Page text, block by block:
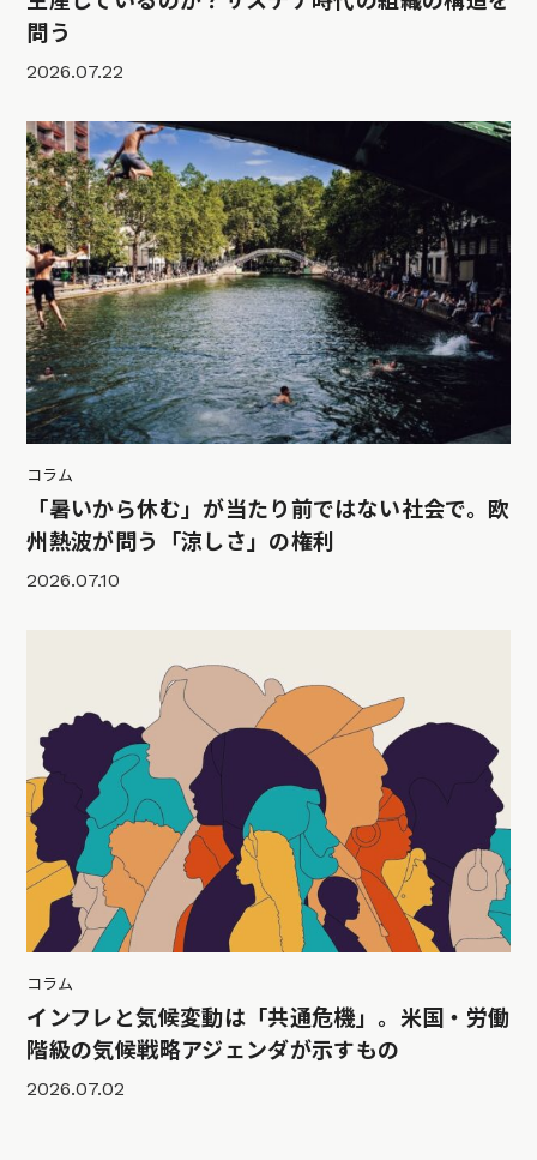
問う
2026.07.22
コラム
「暑いから休む」が当たり前ではない社会で。欧
州熱波が問う「涼しさ」の権利
2026.07.10
コラム
インフレと気候変動は「共通危機」。米国・労働
階級の気候戦略アジェンダが示すもの
2026.07.02